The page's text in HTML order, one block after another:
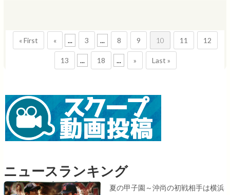
« First « ... 3 ... 8 9 10 11 12
13 ... 18 ... » Last »
ニュースランキング
夏の甲子園～沖尚の初戦相手は横浜